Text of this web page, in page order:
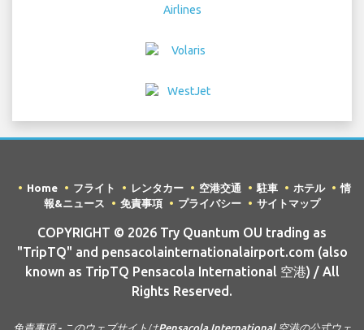
Home フライト レンタカー 空港交通 駐車 ホテル
情
報&ニュース
免責事項 プライバシー サイトマップ
COPYRIGHT © 2026 Try Quantum OU trading as
"TripTQ" and pensacolainternationalairport.com (also
known as TripTQ Pensacola International 空港) / All
Rights Reserved.
免責事項 - このウェブサイトはPensacola International 空港の公式ウェ